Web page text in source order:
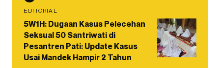
EDITORIAL
5W1H: Dugaan Kasus Pelecehan
Seksual 50 Santriwati di
Pesantren Pati: Update Kasus
Usai Mandek Hampir 2 Tahun